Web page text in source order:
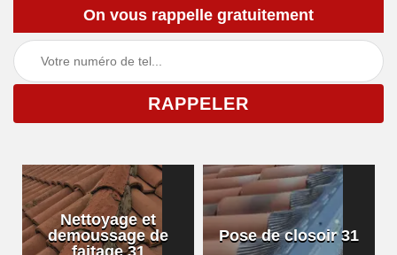
On vous rappelle gratuitement
Nettoyage et
demoussage de
faitage 31
Pose de closoir 31